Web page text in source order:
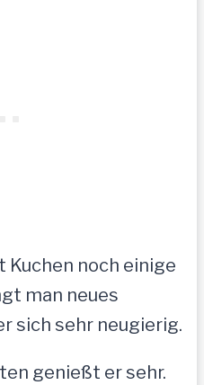
Kuchen noch einige
man neues
sich sehr neugierig.
genießt er sehr.